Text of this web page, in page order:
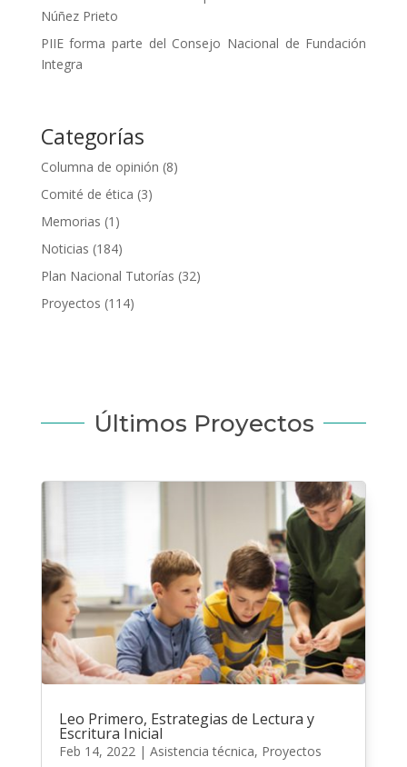
Núñez Prieto
PIIE forma parte del Consejo Nacional de Fundación
Integra
Categorías
Columna de opinión (8)
Comité de ética (3)
Memorias (1)
Noticias (184)
Plan Nacional Tutorías (32)
Proyectos (114)
Últimos Proyectos
Leo Primero, Estrategias de Lectura y
Escritura Inicial
Feb 14, 2022| Asistencia técnica, Proyectos